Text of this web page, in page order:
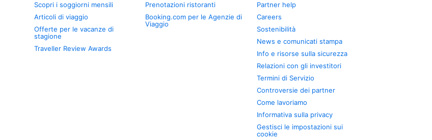
Scopri i soggiorni mensili
Articoli di viaggio
Offerte per le vacanze di
stagione
Traveller Review Awards
Prenotazioni ristoranti
Booking.com per le Agenzie di
Viaggio
Partner help
Careers
Sostenibilità
News e comunicati stampa
Info e risorse sulla sicurezza
Relazioni con gli investitori
Termini di Servizio
Controversie dei partner
Come lavoriamo
Informativa sulla privacy
Gestisci le impostazioni sui
cookie